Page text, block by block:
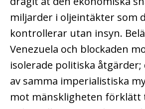
miljarder i oljeintäkter som
kontrollerar utan insyn.
Venezuela och blockaden
isolerade politiska åtgärder;
av samma imperialistiska
mot mänskligheten förklätt